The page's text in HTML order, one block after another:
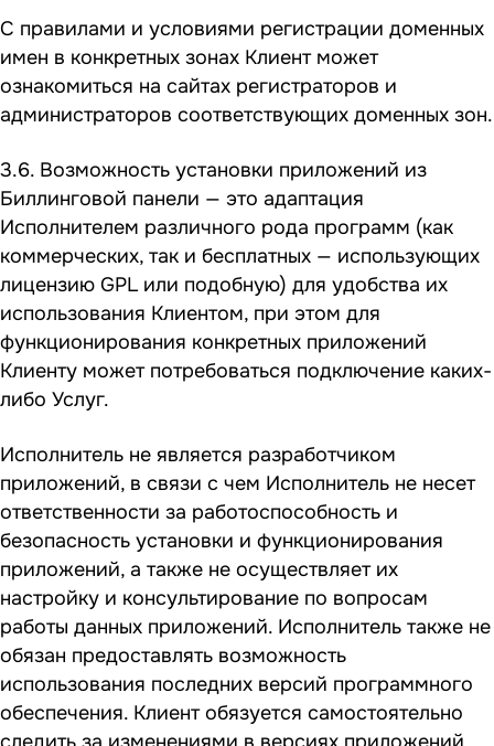
С правилами и условиями регистрации доменных
имен в конкретных зонах Клиент может
ознакомиться на сайтах регистраторов и
администраторов соответствующих доменных зон.
3.6. Возможность установки приложений из
Биллинговой панели — это адаптация
Исполнителем различного рода программ (как
коммерческих, так и бесплатных — использующих
лицензию GPL или подобную) для удобства их
использования Клиентом, при этом для
функционирования конкретных приложений
Клиенту может потребоваться подключение каких-
либо Услуг.
Исполнитель не является разработчиком
приложений, в связи с чем Исполнитель не несет
ответственности за работоспособность и
безопасность установки и функционирования
приложений, а также не осуществляет их
настройку и консультирование по вопросам
работы данных приложений. Исполнитель также не
обязан предоставлять возможность
использования последних версий программного
обеспечения. Клиент обязуется самостоятельно
следить за изменениями в версиях приложений,